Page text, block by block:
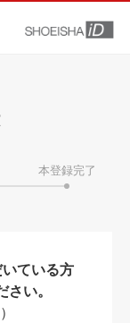
本登録完了
ている方
さい。